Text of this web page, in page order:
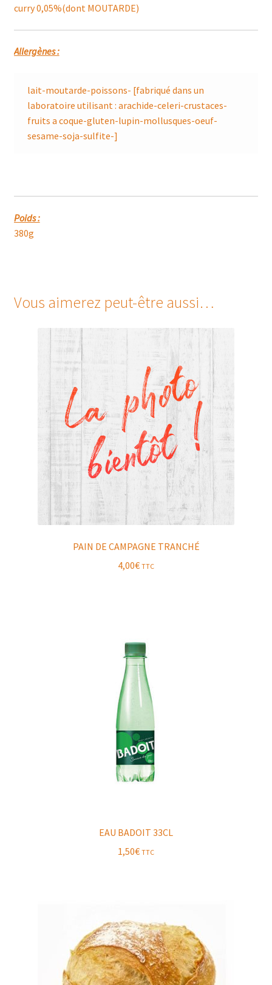
curry 0,05%(dont MOUTARDE)
Allergènes :
lait-moutarde-poissons- [fabriqué dans un
laboratoire utilisant : arachide-celeri-crustaces-
fruits a coque-gluten-lupin-mollusques-oeuf-
sesame-soja-sulfite-]
Poids :
380g
Vous aimerez peut-être aussi…
PAIN DE CAMPAGNE TRANCHÉ
4,00€ TTC
EAU BADOIT 33CL
1,50€ TTC